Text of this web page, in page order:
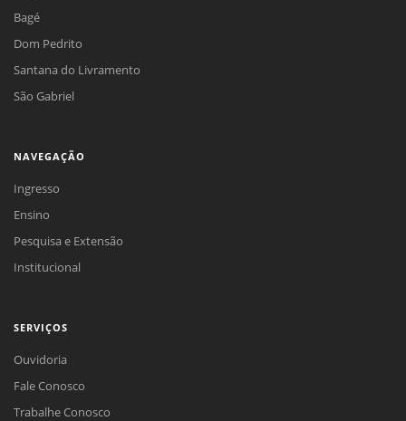
Bagé
Dom Pedrito
Santana do Livramento
São Gabriel
NAVEGAÇÃO
Ingresso
Ensino
Pesquisa e Extensão
Institucional
SERVIÇOS
Ouvidoria
Fale Conosco
Trabalhe Conosco